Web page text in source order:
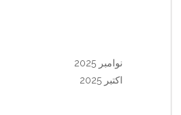
نوامبر 2025
اکتبر 2025